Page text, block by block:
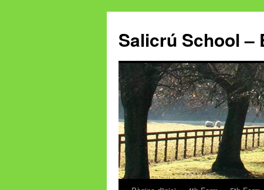
Salicrú School –